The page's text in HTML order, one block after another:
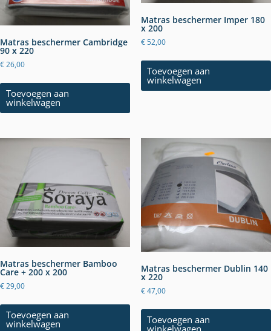
Matras beschermer Cambridge
90 x 220
€26,00
Toevoegen aan
winkelwagen
Matras beschermer Imper 180
x 200
€52,00
Toevoegen aan
winkelwagen
Matras beschermer Bamboo
Care + 200 x 200
€29,00
Toevoegen aan
winkelwagen
Matras beschermer Dublin 140
x 220
€47,00
Toevoegen aan
winkelwagen